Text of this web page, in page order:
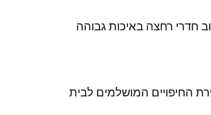
חדרי רחצה באיכות גבוהה
החיפויים המושלמים לבית